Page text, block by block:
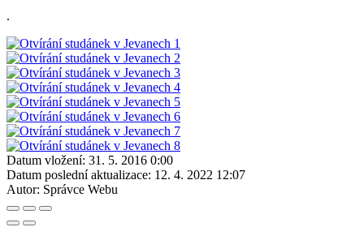
.
Datum vložení: 31. 5. 2016 0:00
Datum poslední aktualizace: 12. 4. 2022 12:07
Autor: Správce Webu